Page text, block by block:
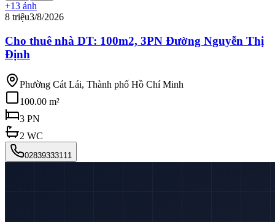
+13 ảnh
8 triệu3/8/2026
Cho thuê nhà DT: 100m2, 3PN Đường Nguyễn Thị
Định
Phường Cát Lái, Thành phố Hồ Chí Minh
100.00 m²
3 PN
2 WC
02839333111